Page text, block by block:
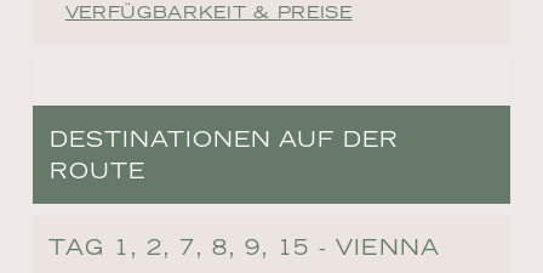
VERFÜGBARKEIT & PREISE
DESTINATIONEN AUF DER
ROUTE
TAG 1, 2, 7, 8, 9, 15 - VIENNA